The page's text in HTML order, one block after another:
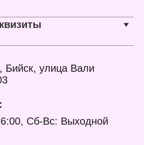
Бийск, улица Вали
Сб-Вс: Выходной